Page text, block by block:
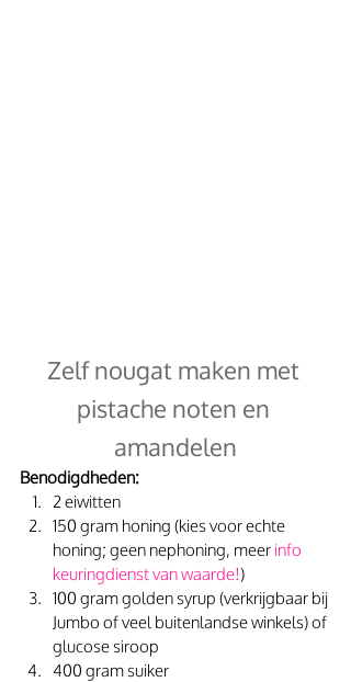
Zelf nougat maken met
pistache noten en
amandelen
Benodigdheden:
2 eiwitten
150 gram honing (kies voor echte
honing; geen nephoning, meer info
keuringdienst van waarde!)
100 gram golden syrup (verkrijgbaar bij
Jumbo of veel buitenlandse winkels) of
glucose siroop
400 gram suiker